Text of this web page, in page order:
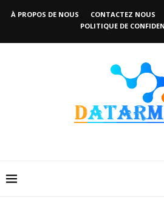
À PROPOS DE NOUS CONTACTEZ NOUS
POLITIQUE DE